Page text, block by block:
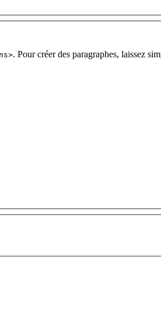
. Pour créer des paragraphes, laissez